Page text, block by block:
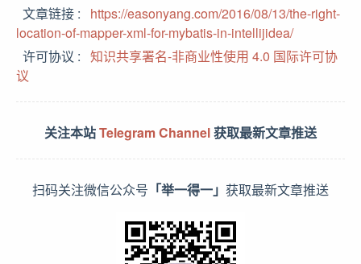
文章链接
https://easonyang.com/2016/08/13/the-right-
location-of-mapper-xml-for-mybatis-in-intellijidea/
许可协议
知识共享署名-非商业性使用 4.0 国际许可协
议
关注本站Telegram Channel获取最新文章推送
扫码关注微信公众号 「举一得一」 获取最新文章推送